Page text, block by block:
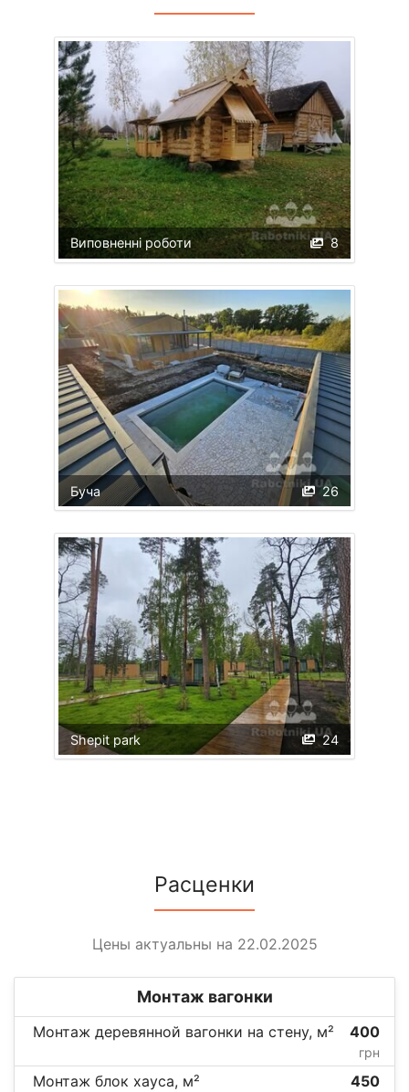
8
Виповненні роботи
26
Буча
24
Shepit park
Расценки
Цены актуальны на 22.02.2025
Монтаж вагонки
Монтаж деревянной вагонки на стену, м² 400
грн
Монтаж блок хауса, м² 450